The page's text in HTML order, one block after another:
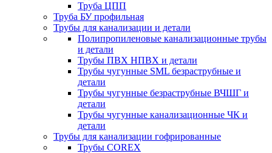
Труба ЦПП
Труба БУ профильная
Трубы для канализации и детали
Полипропиленовые канализационные трубы
и детали
Трубы ПВХ НПВХ и детали
Трубы чугунные SML безраструбные и
детали
Трубы чугунные безраструбные ВЧШГ и
детали
Трубы чугунные канализационные ЧК и
детали
Трубы для канализации гофрированные
Трубы COREX